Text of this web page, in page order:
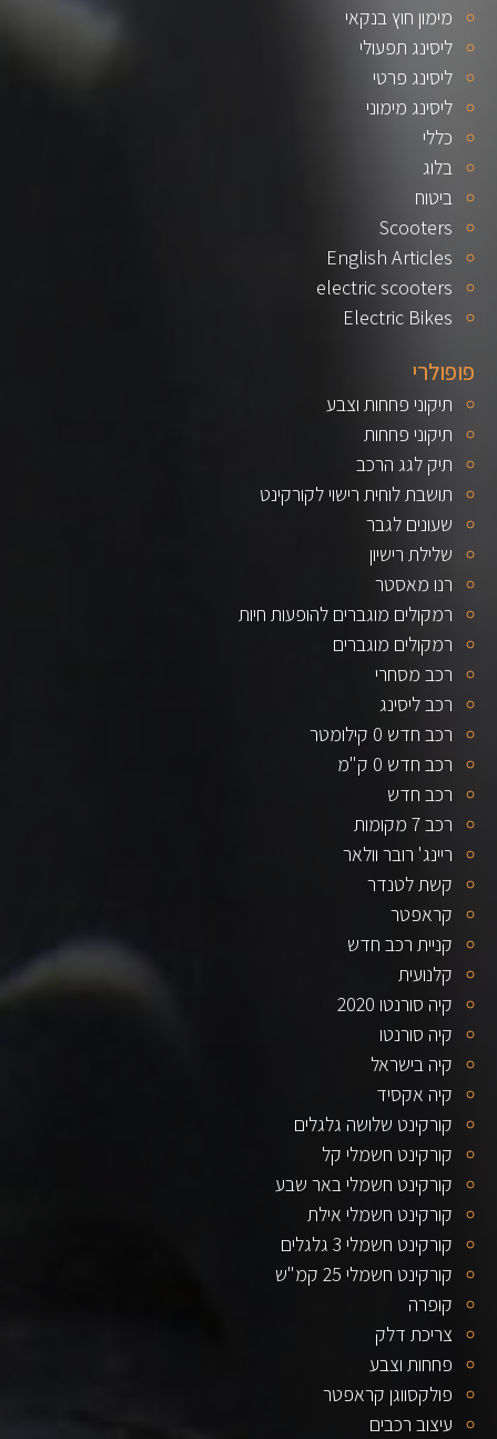
מימון חוץ בנקאי
ליסינג תפעולי
ליסינג פרטי
ליסינג מימוני
כללי
בלוג
ביטוח
Scooters
English Articles
electric scooters
Electric Bikes
פופולרי
תיקוני פחחות וצבע
תיקוני פחחות
תיק לגג הרכב
תושבת לוחית רישוי לקורקינט
שעונים לגבר
שלילת רישיון
רנו מאסטר
רמקולים מוגברים להופעות חיות
רמקולים מוגברים
רכב מסחרי
רכב ליסינג
רכב חדש 0 קילומטר
רכב חדש 0 ק"מ
רכב חדש
רכב 7 מקומות
ריינג' רובר וולאר
קשת לטנדר
קראפטר
קניית רכב חדש
קלנועית
קיה סורנטו 2020
קיה סורנטו
קיה בישראל
קיה אקסיד
קורקינט שלושה גלגלים
קורקינט חשמלי קל
קורקינט חשמלי באר שבע
קורקינט חשמלי אילת
קורקינט חשמלי 3 גלגלים
קורקינט חשמלי 25 קמ"ש
קופרה
צריכת דלק
פחחות וצבע
פולקסווגן קראפטר
עיצוב רכבים